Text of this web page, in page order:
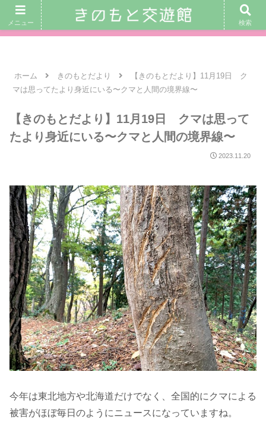
｜ 交遊館カフェ営業日： 8月8日(土)、 9日(日)、 12日(水) 10：
00〜16：00 ｜
ホーム きのもとだより
【きのもとだより】11月19日 ク
マは思ってたより身近にいる〜クマと人間の境界線〜
【きのもとだより】11月19日 クマは思って
たより身近にいる〜クマと人間の境界線〜
2023.11.20
今年は東北地方や北海道だけでなく、全国的にクマによる
被害がほぼ毎日のようにニュースになっていますね。
メニュー 検索